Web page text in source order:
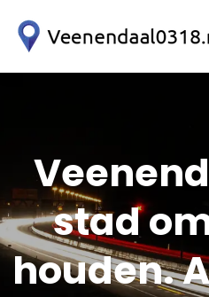
stad
houden.